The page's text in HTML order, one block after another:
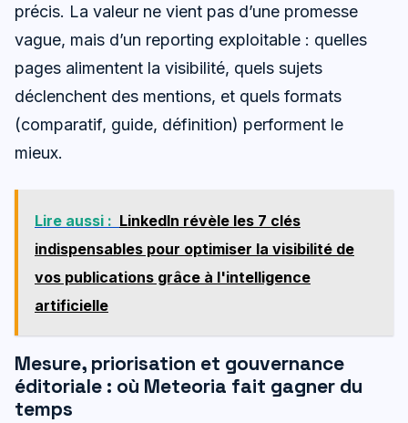
précis. La valeur ne vient pas d’une promesse
vague, mais d’un reporting exploitable : quelles
pages alimentent la visibilité, quels sujets
déclenchent des mentions, et quels formats
(comparatif, guide, définition) performent le
mieux.
Lire aussi : LinkedIn révèle les 7 clés
indispensables pour optimiser la visibilité de
vos publications grâce à l'intelligence
artificielle
Mesure, priorisation et gouvernance
éditoriale : où Meteoria fait gagner du
temps